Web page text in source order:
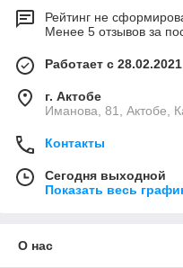
Рейтинг не
Менее 5 отзывов за
Работает с 28.02.2021
г. Актобе
Иманова, 81, Актобе,
Контакты
Сегодня выходной
Показать весь
О нас